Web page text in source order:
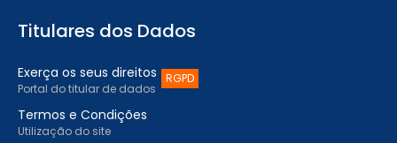
Titulares dos Dados
Exerça os seus direitos
Portal do titular de dados
RGPD
Termos e Condições
Utilização do site